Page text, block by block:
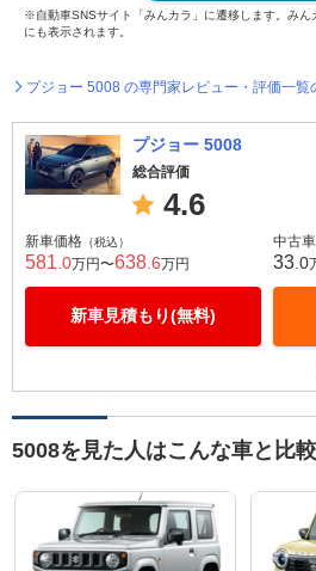
※自動車SNSサイト「みんカラ」に遷移します。みん
にも表示されます。
プジョー 5008 の専門家レビュー・評価一覧
プジョー 5008
総合評価
4.6
新車価格 （税込）
581 .0万円〜638 .6万円
新車見積もり(無料)
中古
33 .0
5008を見た人はこんな車と比